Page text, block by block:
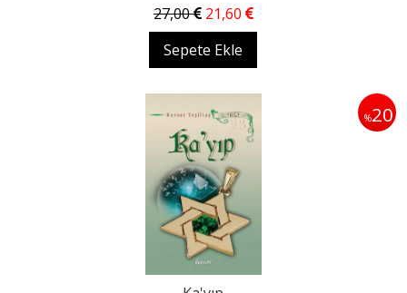
27,00 21,60
Sepete Ekle
%20